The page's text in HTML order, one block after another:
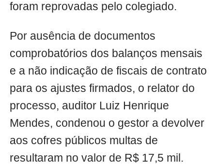
foram reprovadas pelo colegiado.
Por ausência de documentos
comprobatórios dos balanços mensais
e a não indicação de fiscais de contrato
para os ajustes firmados, o relator do
processo, auditor Luiz Henrique
Mendes, condenou o gestor a devolver
aos cofres públicos multas de
resultaram no valor de R$ 17,5 mil.